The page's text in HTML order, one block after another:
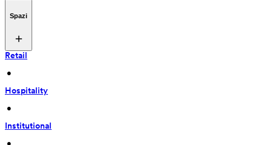
Spazi
Retail
•
Hospitality
•
Institutional